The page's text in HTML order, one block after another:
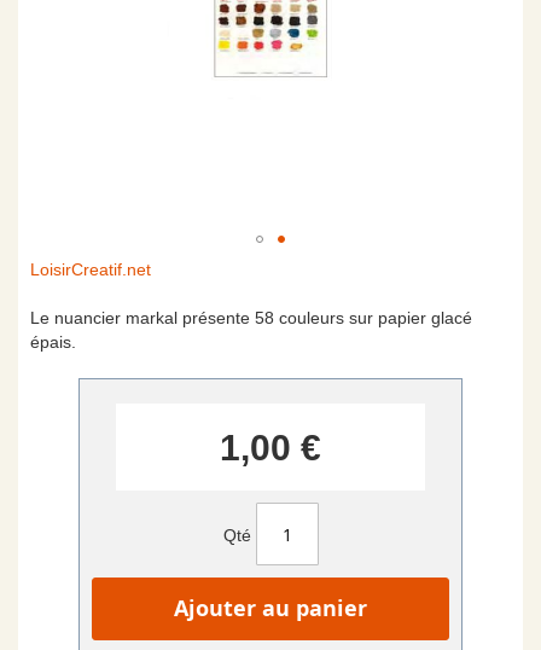
LoisirCreatif.net
Le nuancier markal présente 58 couleurs sur papier glacé
épais.
1,00 €
Qté
Ajouter au panier
Skip
the
beginning